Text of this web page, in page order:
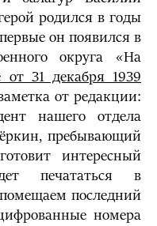
родился в годы
он появился в
округа «На
от 31 декабря 1939
от редакции:
нашего отдела
пребывающий
интересный
печататься в
последний
номера